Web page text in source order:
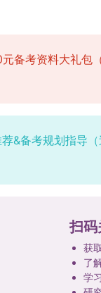
能力。案例库与优质
撑。（三）支持科
升。
确保及时获取准确
参赛成员及排名，其
自动关联显示相关
议听会、本人在会议
均需在系统“学术活
生竞赛获奖成果由
外的其他各类成果
责。2. 经指导教师
果，方可提交至学
备考资料大礼包
&备考规划指导
扫码
获
了
学